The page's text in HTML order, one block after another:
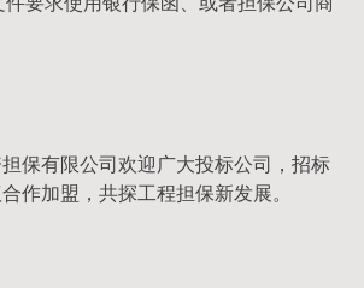
保有限公司欢迎广大投标公司，招标
作加盟，共探工程担保新发展。